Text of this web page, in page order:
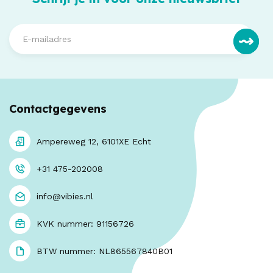
Contactgegevens
Ampereweg 12, 6101XE Echt
+31 475-202008
info@vibies.nl
KVK nummer: 91156726
BTW nummer: NL865567840B01